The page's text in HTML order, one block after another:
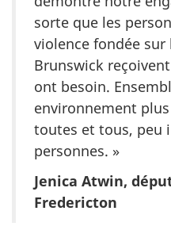
sorte que les
violence fondée sur
Brunswick
ont besoin.
environnement
toutes et tous, peu
personnes. »
Jenica Atwin,
Fredericton